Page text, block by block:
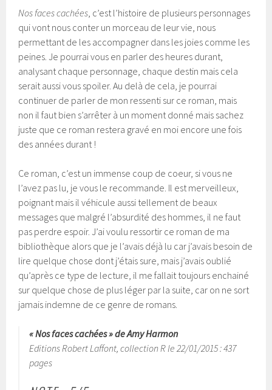
Nos faces cachées, c’est l’histoire de plusieurs personnages
qui vont nous conter un morceau de leur vie, nous
permettant de les accompagner dans les joies comme les
peines. Je pourrai vous en parler des heures durant,
analysant chaque personnage, chaque destin mais cela
serait aussi vous spoiler. Au delà de cela, je pourrai
continuer de parler de mon ressenti sur ce roman, mais
non il faut bien s’arrêter à un moment donné mais sachez
juste que ce roman restera gravé en moi encore une fois
des années durant !
Ce roman, c’est un immense coup de coeur, si vous ne
l’avez pas lu, je vous le recommande. Il est merveilleux,
poignant mais il véhicule aussi tellement de beaux
messages que malgré l’absurdité des hommes, il ne faut
pas perdre espoir. J’ai voulu ressortir ce roman de ma
bibliothèque alors que je l’avais déjà lu car j’avais besoin de
lire quelque chose dont j’étais sure, mais j’avais oublié
qu’après ce type de lecture, il me fallait toujours enchainé
sur quelque chose de plus léger par la suite, car on ne sort
jamais indemne de ce genre de romans.
« Nos faces cachées » de Amy Harmon
Editions Robert Laffont, collection R le 22/01/2015 : 437
pages